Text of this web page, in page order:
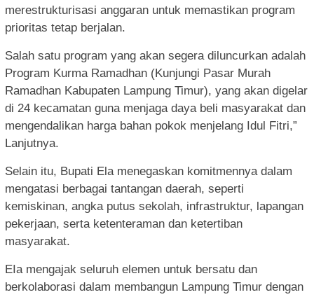
merestrukturisasi anggaran untuk memastikan program
prioritas tetap berjalan.
Salah satu program yang akan segera diluncurkan adalah
Program Kurma Ramadhan (Kunjungi Pasar Murah
Ramadhan Kabupaten Lampung Timur), yang akan digelar
di 24 kecamatan guna menjaga daya beli masyarakat dan
mengendalikan harga bahan pokok menjelang Idul Fitri,”
Lanjutnya.
Selain itu, Bupati Ela menegaskan komitmennya dalam
mengatasi berbagai tantangan daerah, seperti
kemiskinan, angka putus sekolah, infrastruktur, lapangan
pekerjaan, serta ketenteraman dan ketertiban
masyarakat.
EIa mengajak seluruh elemen untuk bersatu dan
berkolaborasi dalam membangun Lampung Timur dengan